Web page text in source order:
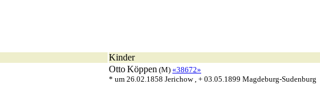
Kinder
OttoKöppen (M) «38672»
* um 26.02.1858 Jerichow , + 03.05.1899 Magdeburg-Sudenburg